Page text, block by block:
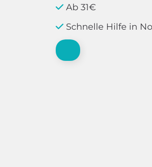
Ab 31€
Schnelle Hilfe in